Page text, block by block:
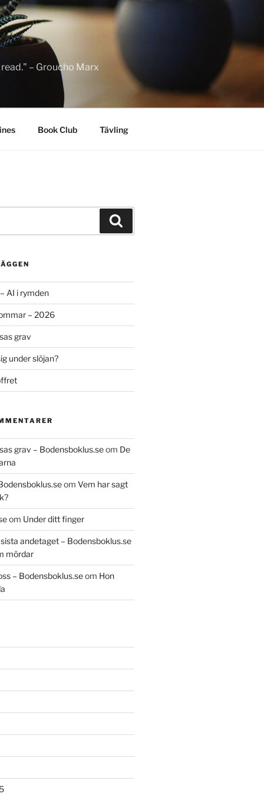
– Groucho Marx
Book Club Tävling
AI i rymden
– 2026
grav
under slöjan?
grav – Bodensboklus.seom De
om Vem har sagt
om Under ditt finger
andetaget – Bodensboklus.se
mördar
– Bodensboklus.seom Hon